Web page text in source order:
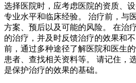
选择医院时，应考虑医院的资质、
专业水平和临床经验。 治疗前，与
方案、预后以及可能的风险。 在治
的治疗，并及时反馈治疗的效果和
前，通过多种途径了解医院和医生
患者、查找相关资料等。 请记住，
是保护治疗的效果的基础。